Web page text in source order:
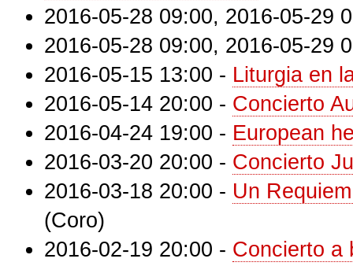
2016-05-28 09:00, 2016-05-29
2016-05-28 09:00, 2016-05-29
2016-05-15 13:00 - Liturgia en
2016-05-14 20:00 - Concierto
2016-04-24 19:00 - European
2016-03-20 20:00 - Concierto
2016-03-18 20:00 - Un
(Coro)
2016-02-19 20:00 - Concierto a